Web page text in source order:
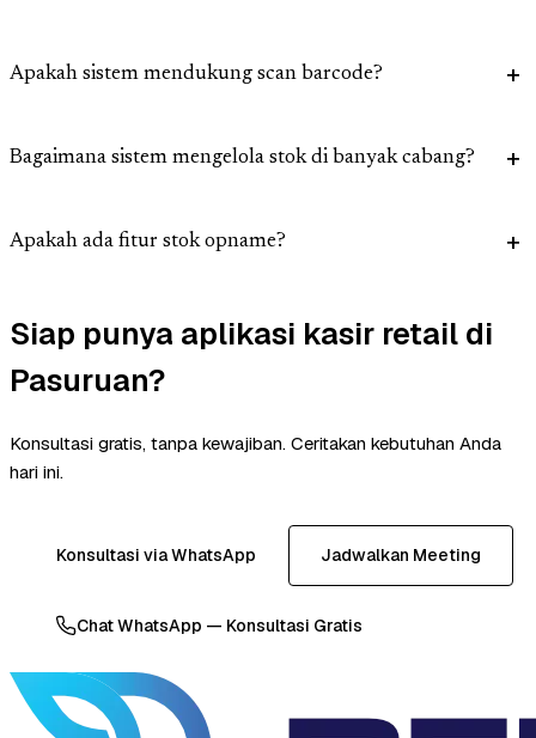
Apakah sistem mendukung scan barcode?
Bagaimana sistem mengelola stok di banyak cabang?
Apakah ada fitur stok opname?
Siap punya aplikasi kasir retail di
Pasuruan?
Konsultasi gratis, tanpa kewajiban. Ceritakan kebutuhan Anda
hari ini.
Konsultasi via WhatsApp Jadwalkan Meeting
Chat WhatsApp — Konsultasi Gratis